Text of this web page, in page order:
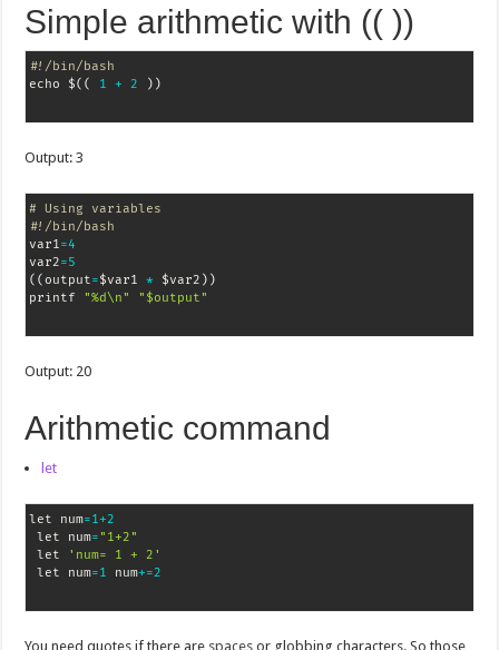
Simple arithmetic with (( ))
#!/bin/bash
echo $( ( 1 + 2 ) )
Output: 3
# Using variables
#!/bin/bash
var1=4
var2=5
( (output=$var1 * $var2 ) )
printf
"%d\n" "$output"
Output: 20
Arithmetic command
let
let num=1+2
let num= "1+2"
let
'num= 1 + 2'
let num=1 num+=2
You need quotes if there are spacesor globbing characters. So those